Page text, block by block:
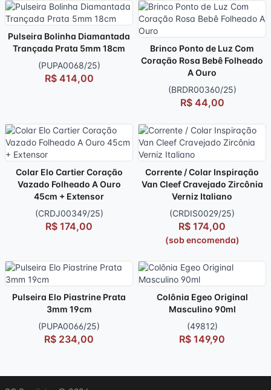
Pulseira Bolinha Diamantada
Trançada Prata 5mm 18cm
(PUPA0068/25)
R$ 414,00
Brinco Ponto de Luz Com
Coração Rosa Bebê Folheado
A Ouro
(BRDR00360/25)
R$ 44,00
Colar Elo Cartier Coração
Vazado Folheado A Ouro
45cm + Extensor
(CRDJ00349/25)
R$ 174,00
Corrente / Colar Inspiração
Van Cleef Cravejado Zircônia
Verniz Italiano
(CRDIS0029/25)
R$ 174,00
(sob encomenda)
Pulseira Elo Piastrine Prata
3mm 19cm
(PUPA0066/25)
R$ 234,00
Colônia Egeo Original
Masculino 90ml
(49812)
R$ 149,90